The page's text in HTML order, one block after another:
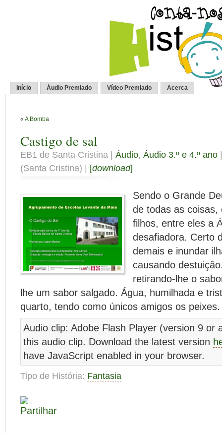
Início Áudio Premiado Vídeo Premiado Acerca
« A Bomba
Castigo de sal
EB1 de Santa Cristina | Áudio, Áudio 3.º e 4.º ano
(Santa Cristina) | [download]
Sendo o Grande
de todas as
filhos, entre eles a
desafiadora. Certo
demais e inundar
causando
retirando-lhe o
lhe um sabor salgado. Água, humilhada e
quarto, tendo como únicos amigos os peixes.
Audio clip: Adobe Flash Player (version 9 or
this audio clip. Download the latest version
have JavaScript enabled in your browser.
Tipo de História: Fantasia